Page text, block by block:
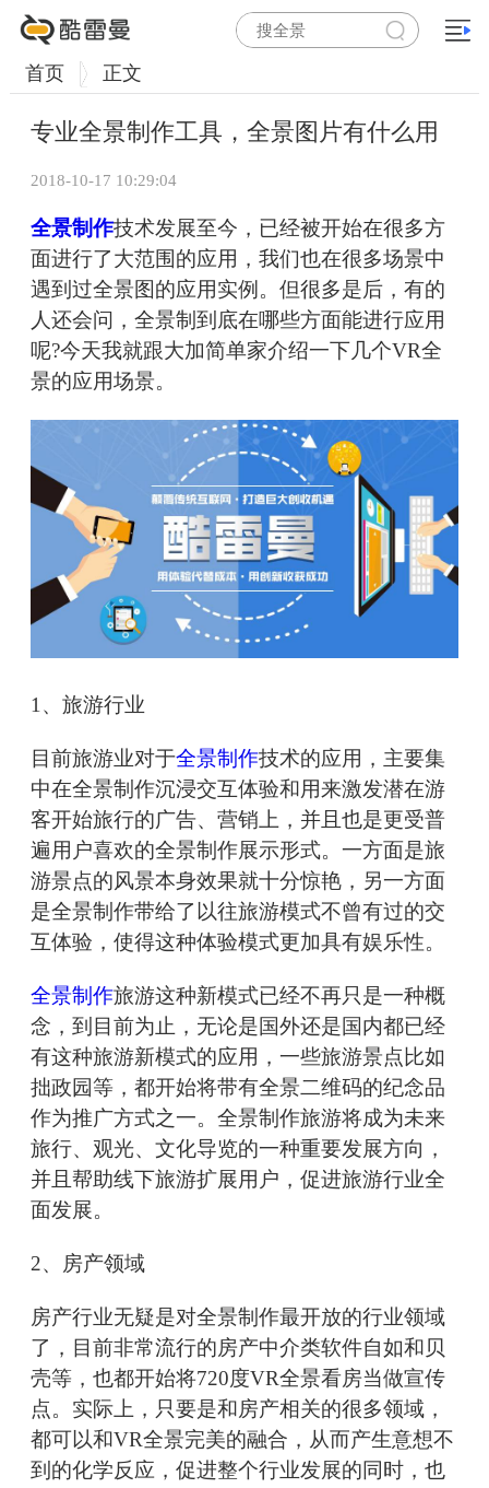
首页 正文
专业全景制作工具，全景图片有什么用
2018-10-17 10:29:04
全景制作技术发展至今，已经被开始在很多方
面进行了大范围的应用，我们也在很多场景中
遇到过全景图的应用实例。但很多是后，有的
人还会问，全景制到底在哪些方面能进行应用
呢?今天我就跟大加简单家介绍一下几个VR全
景的应用场景。
1、旅游行业
目前旅游业对于全景制作技术的应用，主要集
中在全景制作沉浸交互体验和用来激发潜在游
客开始旅行的广告、营销上，并且也是更受普
遍用户喜欢的全景制作展示形式。一方面是旅
游景点的风景本身效果就十分惊艳，另一方面
是全景制作带给了以往旅游模式不曾有过的交
互体验，使得这种体验模式更加具有娱乐性。
全景制作旅游这种新模式已经不再只是一种概
念，到目前为止，无论是国外还是国内都已经
有这种旅游新模式的应用，一些旅游景点比如
拙政园等，都开始将带有全景二维码的纪念品
作为推广方式之一。全景制作旅游将成为未来
旅行、观光、文化导览的一种重要发展方向，
并且帮助线下旅游扩展用户，促进旅游行业全
面发展。
2、房产领域
房产行业无疑是对全景制作最开放的行业领域
了，目前非常流行的房产中介类软件自如和贝
壳等，也都开始将720度VR全景看房当做宣传
点。实际上，只要是和房产相关的很多领域，
都可以和VR全景完美的融合，从而产生意想不
到的化学反应，促进整个行业发展的同时，也